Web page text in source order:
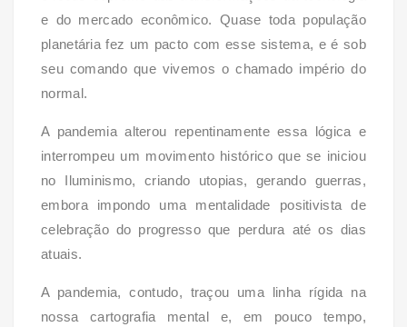
e do mercado econômico. Quase toda população
planetária fez um pacto com esse sistema, e é sob
seu comando que vivemos o chamado império do
normal.
A pandemia alterou repentinamente essa lógica e
interrompeu um movimento histórico que se iniciou
no Iluminismo, criando utopias, gerando guerras,
embora impondo uma mentalidade positivista de
celebração do progresso que perdura até os dias
atuais.
A pandemia, contudo, traçou uma linha rígida na
nossa cartografia mental e, em pouco tempo,